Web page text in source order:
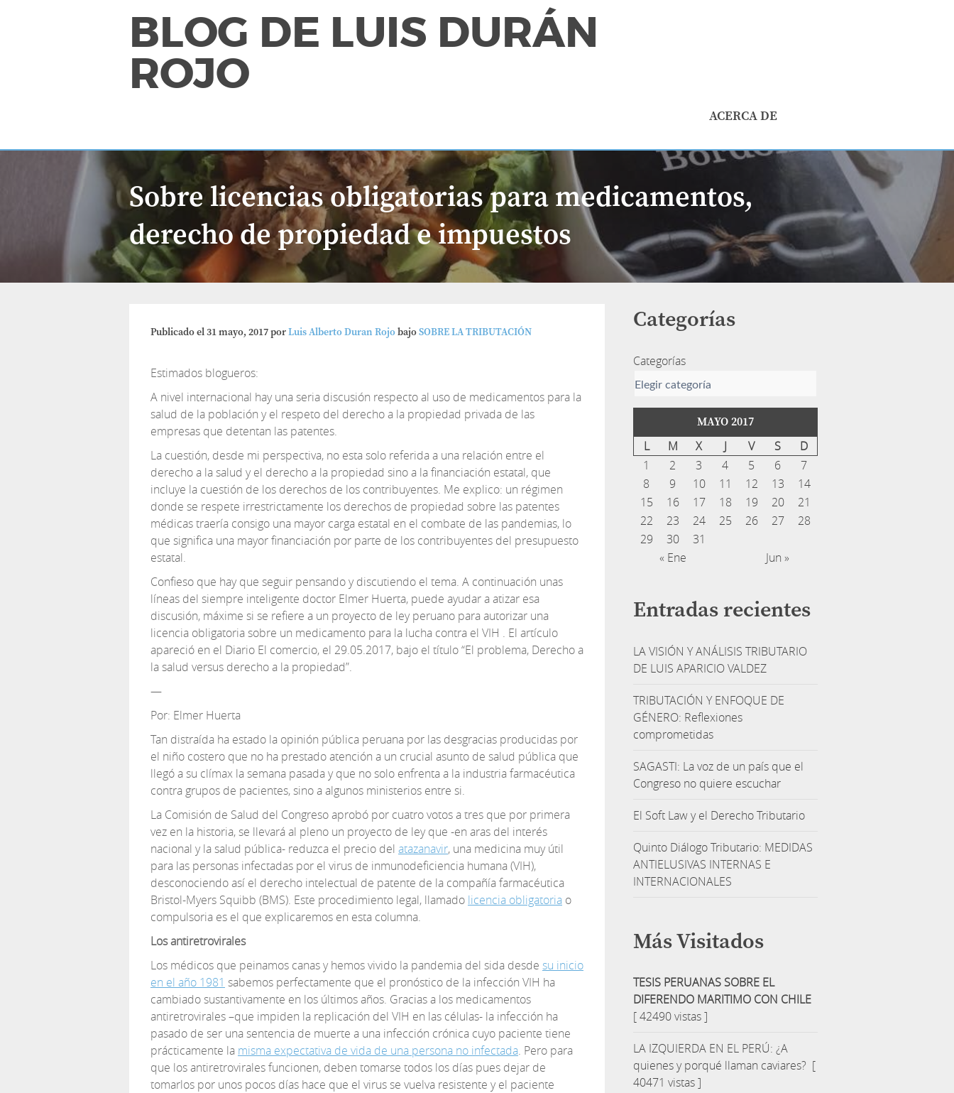
BLOG DE LUIS DURÁN
ROJO
ACERCA DE
Sobre licencias obligatorias para medicamentos,
derecho de propiedad e impuestos
Publicado el31 mayo, 2017porLuis Alberto Duran RojobajoSOBRE LA TRIBUTACIÓN
Estimados blogueros:
A nivel internacional hay una seria discusión respecto al uso de medicamentos para la
salud de la población y el respeto del derecho a la propiedad privada de las
empresas que detentan las patentes.
La cuestión, desde mi perspectiva, no esta solo referida a una relación entre el
derecho a la salud y el derecho a la propiedad sino a la financiación estatal, que
incluye la cuestión de los derechos de los contribuyentes. Me explico: un régimen
donde se respete irrestrictamente los derechos de propiedad sobre las patentes
médicas traería consigo una mayor carga estatal en el combate de las pandemias, lo
que significa una mayor financiación por parte de los contribuyentes del presupuesto
estatal.
Confieso que hay que seguir pensando y discutiendo el tema. A continuación unas
líneas del siempre inteligente doctor Elmer Huerta, puede ayudar a atizar esa
discusión, máxime si se refiere a un proyecto de ley peruano para autorizar una
licencia obligatoria sobre un medicamento para la lucha contra el VIH . El artículo
apareció en el Diario El comercio, el 29.05.2017, bajo el título “El problema, Derecho a
la salud versus derecho a la propiedad”.
—
Por: Elmer Huerta
Tan distraída ha estado la opinión pública peruana por las desgracias producidas por
el niño costero que no ha prestado atención a un crucial asunto de salud pública que
llegó a su clímax la semana pasada y que no solo enfrenta a la industria farmacéutica
contra grupos de pacientes, sino a algunos ministerios entre si.
La Comisión de Salud del Congreso aprobó por cuatro votos a tres que por primera
vez en la historia, se llevará al pleno un proyecto de ley que -en aras del interés
nacional y la salud pública- reduzca el precio del atazanavir, una medicina muy útil
para las personas infectadas por el virus de inmunodeficiencia humana (VIH),
desconociendo así el derecho intelectual de patente de la compañía farmacéutica
Bristol-Myers Squibb (BMS). Este procedimiento legal, llamado licencia obligatoria o
compulsoria es el que explicaremos en esta columna.
Los antiretrovirales
Los médicos que peinamos canas y hemos vivido la pandemia del sida desde su inicio
en el año 1981 sabemos perfectamente que el pronóstico de la infección VIH ha
cambiado sustantivamente en los últimos años. Gracias a los medicamentos
antiretrovirales –que impiden la replicación del VIH en las células- la infección ha
pasado de ser una sentencia de muerte a una infección crónica cuyo paciente tiene
prácticamente la misma expectativa de vida de una persona no infectada. Pero para
que los antiretrovirales funcionen, deben tomarse todos los días pues dejar de
tomarlos por unos pocos días hace que el virus se vuelva resistente y el paciente
Categorías
Categorías
MAYO 2017
L M X J V S D
« Ene Jun »
1 2 3 4 5 6
7
8
9 10 11 12 13
14
15
16 17 18 19 20
21
22
23 24 25 26 27
28
29
30 31
Entradas recientes
LA VISIÓN Y ANÁLISIS TRIBUTARIO
DE LUIS APARICIO VALDEZ
TRIBUTACIÓN Y ENFOQUE DE
GÉNERO: Reflexiones
comprometidas
SAGASTI: La voz de un país que el
Congreso no quiere escuchar
El Soft Law y el Derecho Tributario
Quinto Diálogo Tributario: MEDIDAS
ANTIELUSIVAS INTERNAS E
INTERNACIONALES
Más Visitados
TESIS PERUANAS SOBRE EL
DIFERENDO MARITIMO CON CHILE
[ 42490 vistas ]
LA IZQUIERDA EN EL PERÚ: ¿A
quienes y porqué llaman caviares? [
40471 vistas ]